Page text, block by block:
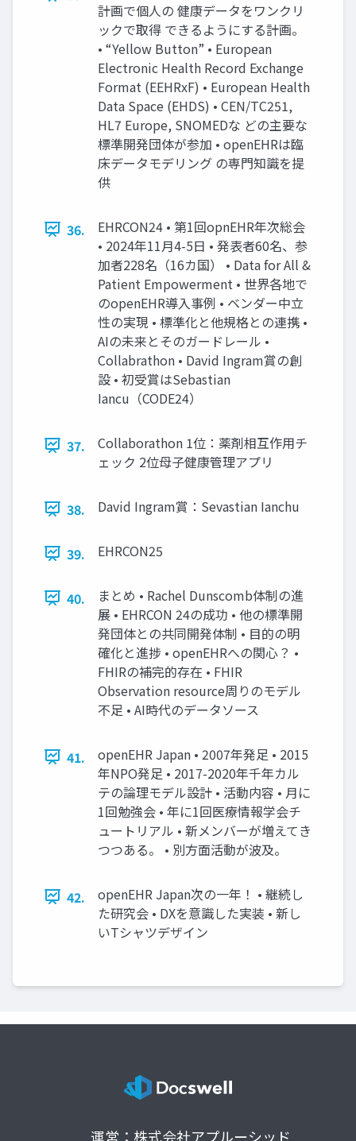
計画で個人の 健康データをワンクリ
ックで取得 できるようにする計画。
• “Yellow Button” • European
Electronic Health Record Exchange
Format (EEHRxF) • European Health
Data Space (EHDS) • CEN/TC251,
HL7 Europe, SNOMEDな どの主要な
標準開発団体が参加 • openEHRは臨
床データモデリング の専門知識を提
供
36.
EHRCON24 • 第1回opnEHR年次総会
• 2024年11月4-5日 • 発表者60名、参
加者228名（16カ国） • Data for All &
Patient Empowerment • 世界各地で
のopenEHR導入事例 • ベンダー中立
性の実現 • 標準化と他規格との連携 •
AIの未来とそのガードレール •
Collabrathon • David Ingram賞の創
設 • 初受賞はSebastian
Iancu（CODE24）
37.
Collaborathon 1位：薬剤相互作用チ
ェック 2位母子健康管理アプリ
38. David Ingram賞：Sevastian Ianchu
39. EHRCON25
40.
まとめ • Rachel Dunscomb体制の進
展 • EHRCON 24の成功 • 他の標準開
発団体との共同開発体制 • 目的の明
確化と進捗 • openEHRへの関心？ •
FHIRの補完的存在 • FHIR
Observation resource周りのモデル
不足 • AI時代のデータソース
41.
openEHR Japan • 2007年発足 • 2015
年NPO発足 • 2017-2020年千年カル
テの論理モデル設計 • 活動内容 • 月に
1回勉強会 • 年に1回医療情報学会チ
ュートリアル • 新メンバーが増えてき
つつある。 • 別方面活動が波及。
42.
openEHR Japan次の一年！ • 継続し
た研究会 • DXを意識した実装 • 新し
いTシャツデザイン
運営：株式会社アプルーシッド